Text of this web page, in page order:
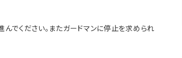
でください。またガードマンに停止を求められ